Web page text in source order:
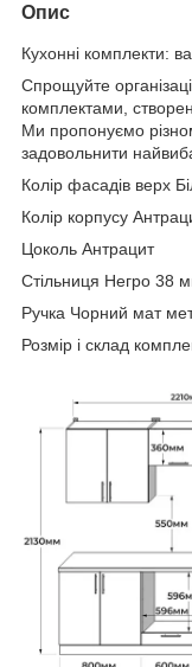
Опис
Кухонні комплекти:
Спрощуйте
комплектами,
Ми пропонуємо
задовольнити
Колір фасадів верх
Колір корпусу
Цоколь Антрацит
Стільниця Негро 38
Ручка Чорний мат
Розмір і склад